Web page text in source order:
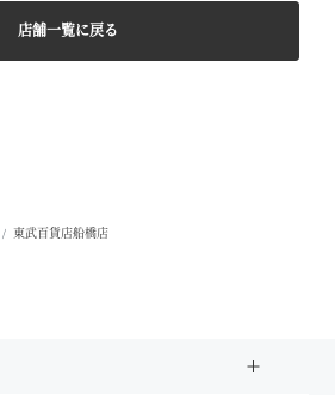
店舗一覧に戻る
東武百貨店船橋店